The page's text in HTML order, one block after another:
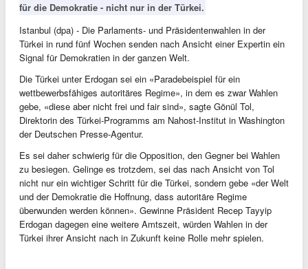
für die Demokratie - nicht nur in der Türkei.
Istanbul (dpa) - Die Parlaments- und Präsidentenwahlen in der
Türkei in rund fünf Wochen senden nach Ansicht einer Expertin ein
Signal für Demokratien in der ganzen Welt.
Die Türkei unter Erdogan sei ein «Paradebeispiel für ein
wettbewerbsfähiges autoritäres Regime», in dem es zwar Wahlen
gebe, «diese aber nicht frei und fair sind», sagte Gönül Tol,
Direktorin des Türkei-Programms am Nahost-Institut in Washington
der Deutschen Presse-Agentur.
Es sei daher schwierig für die Opposition, den Gegner bei Wahlen
zu besiegen. Gelinge es trotzdem, sei das nach Ansicht von Tol
nicht nur ein wichtiger Schritt für die Türkei, sondern gebe «der Welt
und der Demokratie die Hoffnung, dass autoritäre Regime
überwunden werden können». Gewinne Präsident Recep Tayyip
Erdogan dagegen eine weitere Amtszeit, würden Wahlen in der
Türkei ihrer Ansicht nach in Zukunft keine Rolle mehr spielen.